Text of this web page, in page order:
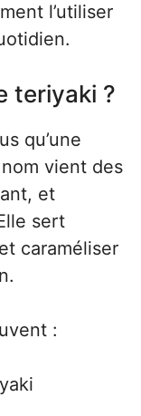
l’utiliser
teriyaki ?
qu’une
vient des
et
sert
caraméliser
: